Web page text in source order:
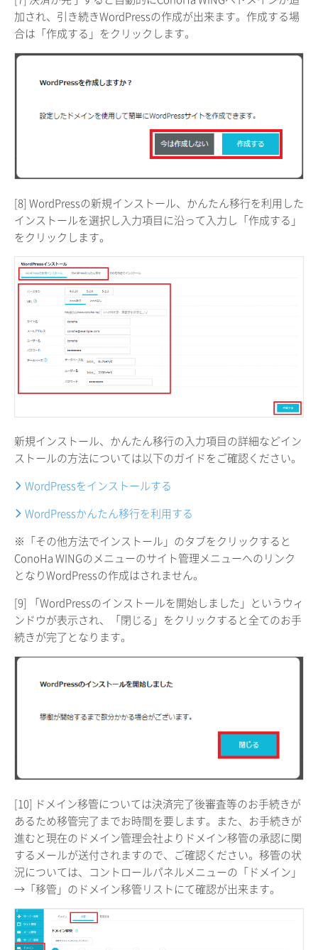
加され、引き続きWordPressの作成が出来ます。作成する場
合は「作成する」をクリックします。
[8] WordPressの新規インストール、かんたん移行を利用した
インストールを選択し入力項目に沿って入力し「作成する」
をクリックします。
新規インストール、かんたん移行の入力項目の詳細などイン
ストールの方法については以下のガイドをご確認ください。
WordPressをインストールする
WordPressかんたん移行を利用する
※「その他方法でインストール」のタブをクリックすると
ConoHa WINGのメニューのサイト管理メニューへのリンク
となりWordPressの作成はされません。
[9] 「WordPressのインストールを開始しました」というウィ
ンドウが表示され、「閉じる」をクリックすると全てのお手
続きが完了となります。
[10] ドメイン移管については決済完了後審査等のお手続きが
あるため移管完了までお時間を要します。また、お手続きが
進むと現在のドメイン管理会社よりドメイン移管の承認に関
するメールが送付されますので、ご確認ください。移管の状
況については、コントロールパネルメニューの「ドメイン」
→「移管」のドメイン移管リストにて確認が出来ます。